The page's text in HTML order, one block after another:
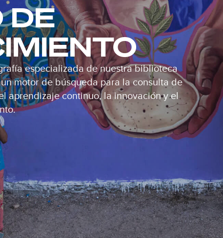
DE
especializada de nuestra biblioteca
motor de búsqueda para la consulta de
aprendizaje continuo, la innovación y el